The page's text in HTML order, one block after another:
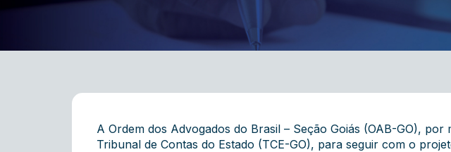
A Ordem dos Advogados do Brasil – Seção Goiás (OAB-GO),
Tribunal de Contas do Estado (TCE-GO), para seguir com o